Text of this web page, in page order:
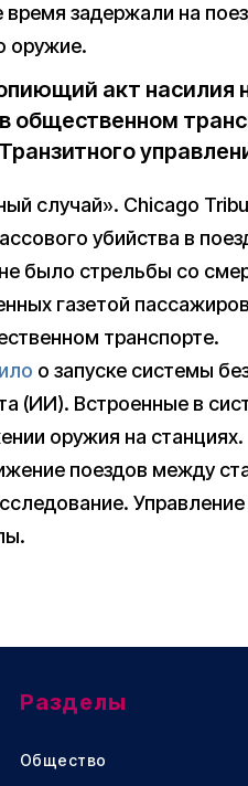
время задержали на
оружие.
акт насилия
общественном
случай». Chicago
убийства в
было стрельбы со
газетой
транспорте.
о запуске системы
(ИИ). Встроенные в
оружия на станциях.
поездов между
Управление
Разделы
Общество